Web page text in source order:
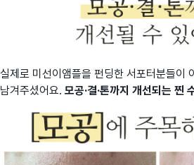
실제로 미선이앰플을 펀딩한 서포터분들이
남겨주셨어요. 모공·결·톤까지 개선되는 찐